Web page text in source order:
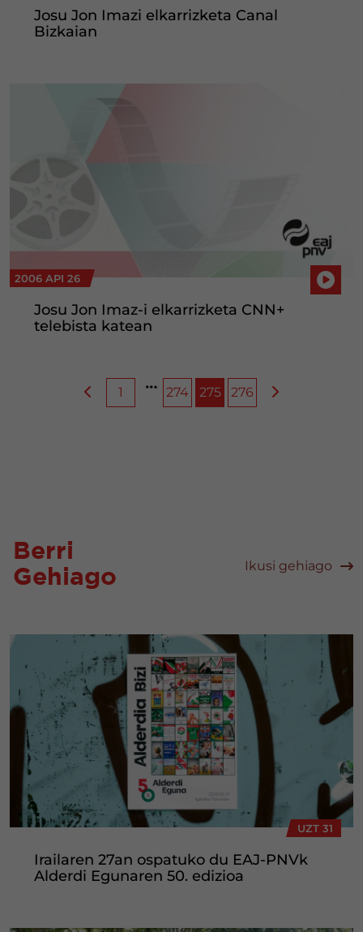
Josu Jon Imazi elkarrizketa Canal
Bizkaian
2006 API 26
Josu Jon Imaz-i elkarrizketa CNN+
telebista katean
1 274 275 276
Berri
Gehiago
Ikusi gehiago
UZT 31
Irailaren 27an ospatuko du EAJ-PNVk
Alderdi Egunaren 50. edizioa